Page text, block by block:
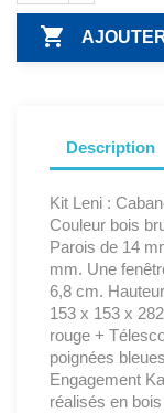

Description
Kit Leni :
Couleur bois
Parois de 14
mm. Une
6,8 cm.
153 x 153 x
rouge +
poignées
Engagement
réalisés en